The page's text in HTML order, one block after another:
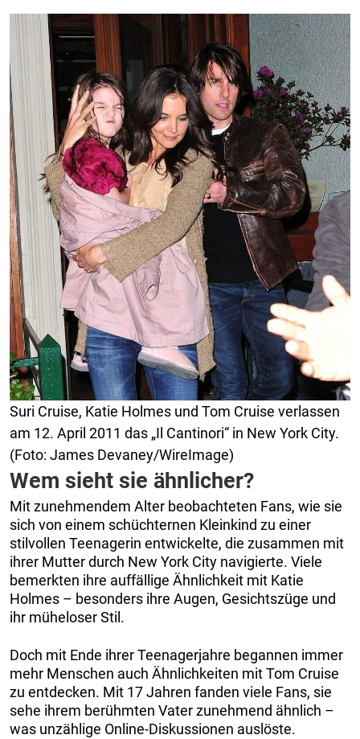
Suri Cruise, Katie Holmes und Tom Cruise verlassen
am 12. April 2011 das „Il Cantinori“ in New York City.
(Foto: James Devaney/WireImage)
Wem sieht sie ähnlicher?
Mit zunehmendem Alter beobachteten Fans, wie sie
sich von einem schüchternen Kleinkind zu einer
stilvollen Teenagerin entwickelte, die zusammen mit
ihrer Mutter durch New York City navigierte. Viele
bemerkten ihre auffällige Ähnlichkeit mit Katie
Holmes – besonders ihre Augen, Gesichtszüge und
ihr müheloser Stil.
Doch mit Ende ihrer Teenagerjahre begannen immer
mehr Menschen auch Ähnlichkeiten mit Tom Cruise
zu entdecken. Mit 17 Jahren fanden viele Fans, sie
sehe ihrem berühmten Vater zunehmend ähnlich –
was unzählige Online-Diskussionen auslöste.